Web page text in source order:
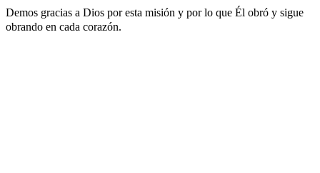
Demos gracias a Dios por esta misión y por lo que Él obró y sigue
obrando en cada corazón.